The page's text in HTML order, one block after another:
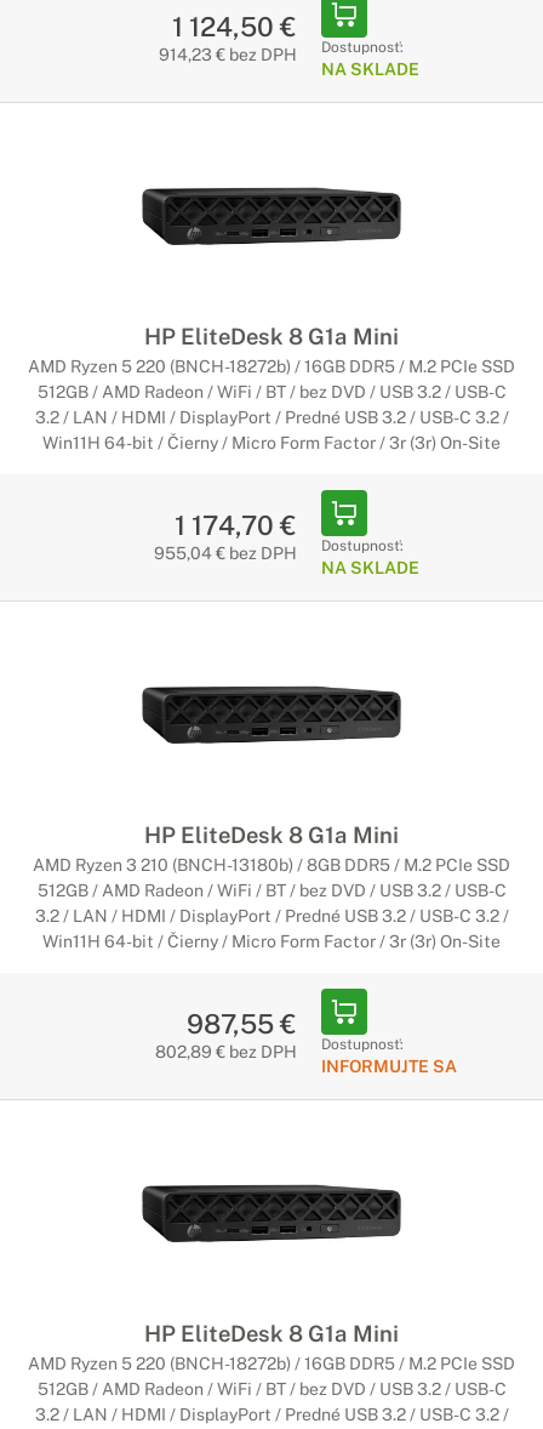
1 124,50 €
914,23 € bez DPH Dostupnosť:
NA SKLADE
HP EliteDesk 8 G1a Mini
AMD Ryzen 5 220 (BNCH-18272b) / 16GB DDR5 / M.2 PCIe SSD
512GB / AMD Radeon / WiFi / BT / bez DVD / USB 3.2 / USB-C
3.2 / LAN / HDMI / DisplayPort / Predné USB 3.2 / USB-C 3.2 /
Win11H 64-bit / Čierny / Micro Form Factor / 3r (3r) On-Site
1 174,70 €
955,04 € bez DPH Dostupnosť:
NA SKLADE
HP EliteDesk 8 G1a Mini
AMD Ryzen 3 210 (BNCH-13180b) / 8GB DDR5 / M.2 PCIe SSD
512GB / AMD Radeon / WiFi / BT / bez DVD / USB 3.2 / USB-C
3.2 / LAN / HDMI / DisplayPort / Predné USB 3.2 / USB-C 3.2 /
Win11H 64-bit / Čierny / Micro Form Factor / 3r (3r) On-Site
987,55 €
802,89 € bez DPH Dostupnosť:
INFORMUJTE SA
HP EliteDesk 8 G1a Mini
AMD Ryzen 5 220 (BNCH-18272b) / 16GB DDR5 / M.2 PCIe SSD
512GB / AMD Radeon / WiFi / BT / bez DVD / USB 3.2 / USB-C
3.2 / LAN / HDMI / DisplayPort / Predné USB 3.2 / USB-C 3.2 /